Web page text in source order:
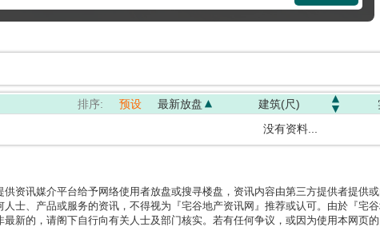
排序: 预设 最新放盘 建筑(尺)
没有资料...
供资讯媒介平台给予网络使用者放盘或搜寻楼盘，资讯内容由第三方提供者提
人士、产品或服务的资讯，不得视为『宅谷地产资讯网』推荐或认可。由於『宅
最新的，请阁下自行向有关人士及部门核实。若有任何争议，或因为使用本网页